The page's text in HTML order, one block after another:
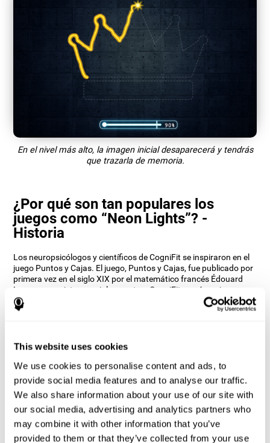
This website uses cookies
We use cookies to personalise content and ads, to
provide social media features and to analyse our traffic.
We also share information about your use of our site with
our social media, advertising and analytics partners who
may combine it with other information that you’ve
provided to them or that they’ve collected from your use
En el nivel más alto, la imagen inicial desaparecerá y tendrás
que trazarla de memoria.
¿Por qué son tan populares los
juegos como “Neon Lights”? -
Historia
Los neuropsicólogos y científicos de CogniFit se inspiraron en el
juego Puntos y Cajas. El juego, Puntos y Cajas, fue publicado por
primera vez en el siglo XIX por el matemático francés Édouard
Lucas, y consiste en unir los puntos. CogniFit quería un juego que
mantuviera la coordinación mano-ojo del usuario desafiada, a la
vez que fuera un juego divertido e interactivo.
conectar los puntos y el reto de la percepción espacial para
hacerlo con la mayor precisión posible para ganar.
¿Cómo mejora el juego mental “Neon
Lights” mis habilidades cognitivas?
Utilizar juegos como Neon Lights de CogniFit estimula un patrón
de activación neural específico. Estimular de manera consistente
nuestras habilidades, puede ayudar a crear nuevas sinapsis, y a